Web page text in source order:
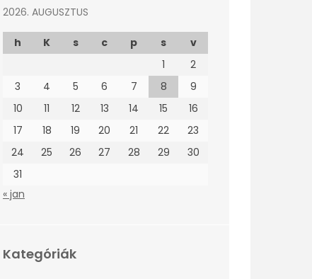
2026. AUGUSZTUS
h K s c p s
v
1
2
3
4 5 6 7 8
9
10
11 12 13 14 15
16
17
18 19 20 21 22
23
24
25 26 27 28 29
30
31
« jan
Kategóriák